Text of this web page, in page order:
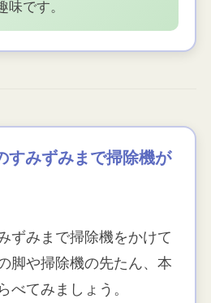
味です。
すみずみまで掃除機が
ずみまで掃除機をかけて
脚や掃除機の先たん、本
べてみましょう。